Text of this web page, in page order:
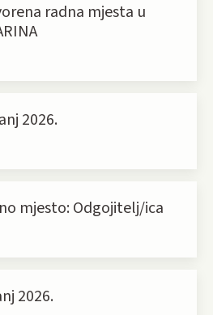
radna mjesta u
2026.
mjesto: Odgojitelj/ica
2026.